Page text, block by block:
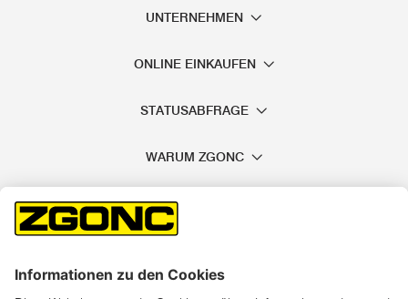
UNTERNEHMEN
ONLINE EINKAUFEN
STATUSABFRAGE
WARUM ZGONC